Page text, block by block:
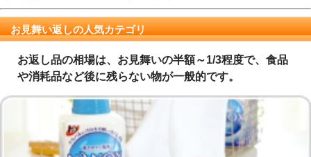
お見舞い返しの人気カテゴリ
お返し品の相場は、お見舞いの半額～1/3程度で、食品
や消耗品など後に残らない物が一般的です。